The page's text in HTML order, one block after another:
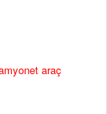
araç